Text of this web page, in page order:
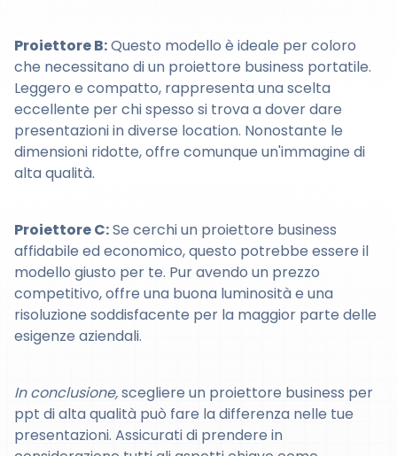
Proiettore B:Questo modello è ideale per coloro
che necessitano di un proiettore business portatile.
Leggero e compatto, rappresenta una scelta
eccellente per chi spesso si trova a dover dare
presentazioni in diverse location. Nonostante le
dimensioni ridotte, offre comunque un'immagine di
alta qualità.
Proiettore C:Se cerchi un proiettore business
affidabile ed economico, questo potrebbe essere il
modello giusto per te. Pur avendo un prezzo
competitivo, offre una buona luminosità e una
risoluzione soddisfacente per la maggior parte delle
esigenze aziendali.
In conclusione,scegliere un proiettore business per
ppt di alta qualità può fare la differenza nelle tue
presentazioni. Assicurati di prendere in